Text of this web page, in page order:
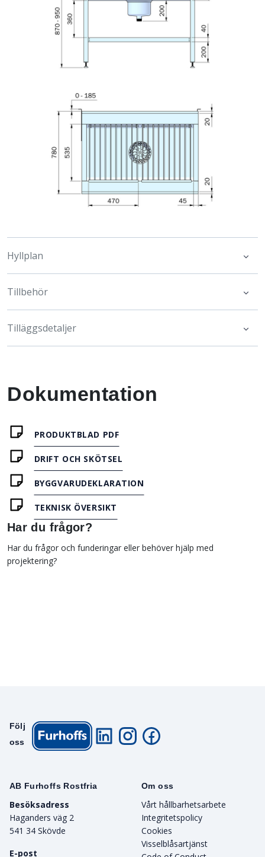
Hyllplan
Tillbehör
Tilläggsdetaljer
Dokumentation
PRODUKTBLAD PDF
DRIFT OCH SKÖTSEL
BYGGVARUDEKLARATION
TEKNISK ÖVERSIKT
Har du frågor?
Har du frågor och funderingar eller behöver hjälp med
projektering?
AB Furhoffs Rostfria
Besöksadress
Haganders väg 2
541 34 Skövde
E-post
Om oss
Vårt hållbarhetsarbete
Integritetspolicy
Cookies
Visselblåsartjänst
Följ
oss